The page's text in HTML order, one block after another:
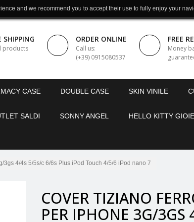
SHIPPING
products
ORDER ONLINE
Call us:
(+39) 0915080537
FREE
Money
CASE DOUBLE CASE SKIN VINILE
SALDI SONNY ANGEL HELLO KITTY
and we recommend you to accept their use to fully enjoy your
3gs 4/4s 5/5s/c 6/6s Plus iPod Touch 4/5/6 iPod nano 7
COVER TIZIANO
PER IPHONE 3G/3GS